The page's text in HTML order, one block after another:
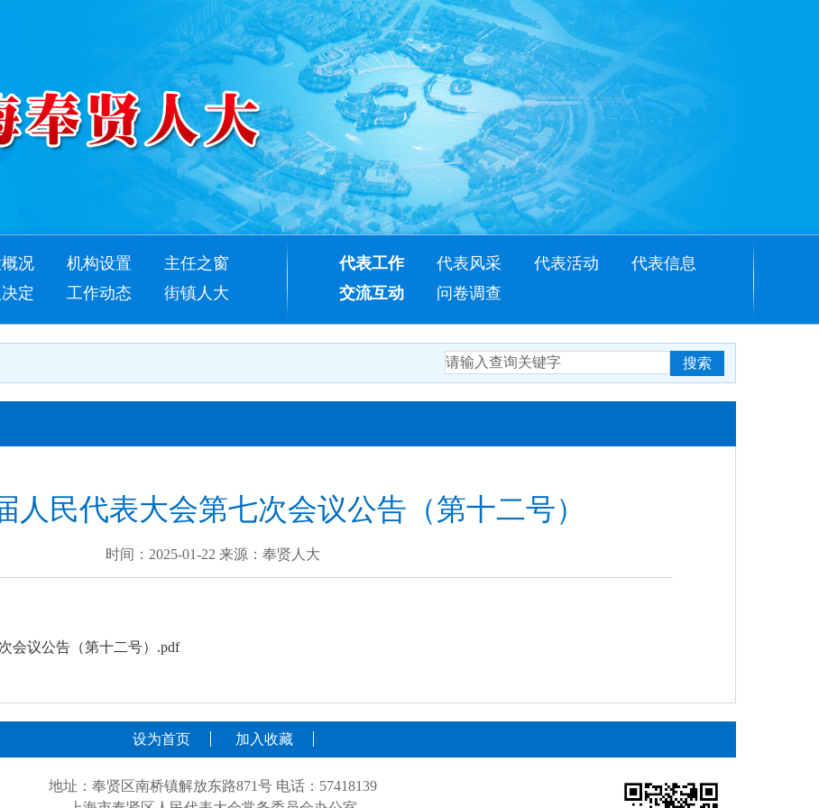
况 机构设置
主任之窗
定 工作动态 街镇人大
代表工作 代表风采 代表活动
代表信息
交流互动
问卷调查
搜索
人民代表大会第七次会议公告（第十二号）
时间：2025-01-22 来源：奉贤人大
会议公告（第十二号）.pdf
设为首页 加入收藏
地址：奉贤区南桥镇解放东路871号 电话：57418139